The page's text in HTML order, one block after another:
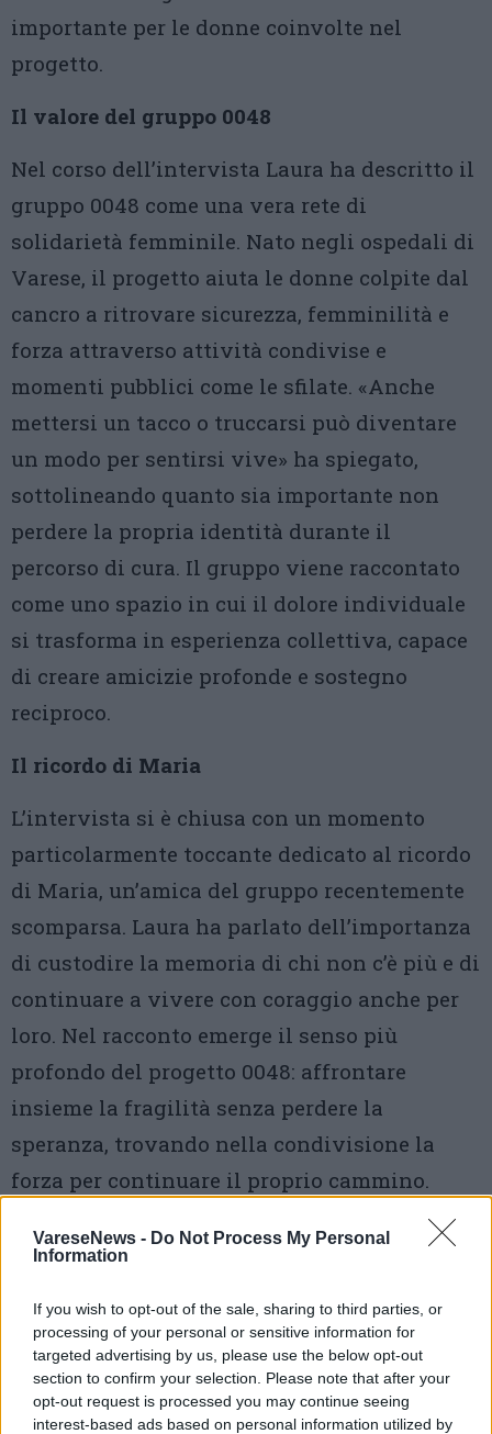
VareseNews - Do Not Process My Personal
Information
If you wish to opt-out of the sale, sharing to third parties, or
processing of your personal or sensitive information for
targeted advertising by us, please use the below opt-out
section to confirm your selection. Please note that after your
opt-out request is processed you may continue seeing
interest-based ads based on personal information utilized by
importante per le donne coinvolte nel
progetto.
Il valore del gruppo 0048
Nel corso dell’intervista Laura ha descritto il
gruppo 0048 come una vera rete di
solidarietà femminile. Nato negli ospedali di
Varese, il progetto aiuta le donne colpite dal
cancro a ritrovare sicurezza, femminilità e
forza attraverso attività condivise e
momenti pubblici come le sfilate. «Anche
mettersi un tacco o truccarsi può diventare
un modo per sentirsi vive» ha spiegato,
sottolineando quanto sia importante non
perdere la propria identità durante il
percorso di cura. Il gruppo viene raccontato
come uno spazio in cui il dolore individuale
si trasforma in esperienza collettiva, capace
di creare amicizie profonde e sostegno
reciproco.
Il ricordo di Maria
L’intervista si è chiusa con un momento
particolarmente toccante dedicato al ricordo
di Maria, un’amica del gruppo recentemente
scomparsa. Laura ha parlato dell’importanza
di custodire la memoria di chi non c’è più e di
continuare a vivere con coraggio anche per
loro. Nel racconto emerge il senso più
profondo del progetto 0048: affrontare
insieme la fragilità senza perdere la
speranza, trovando nella condivisione la
forza per continuare il proprio cammino.